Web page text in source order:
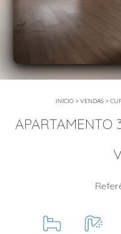
INÍCIO> VENDAS>
APARTAMENTO